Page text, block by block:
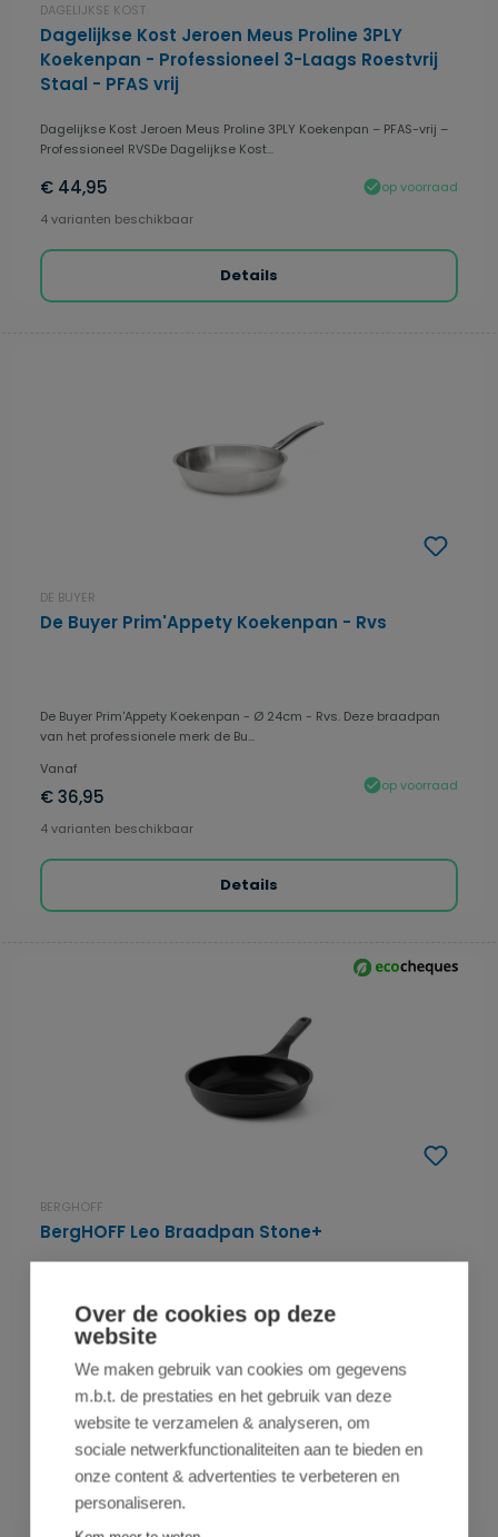
DAGELIJKSE KOST
Dagelijkse Kost Jeroen Meus Proline 3PLY
Koekenpan - Professioneel 3-Laags Roestvrij
Staal - PFAS vrij
Dagelijkse Kost Jeroen Meus Proline 3PLY Koekenpan – PFAS-vrij –
Professioneel RVSDe Dagelijkse Kost...
€ 44,95
op voorraad
4 varianten beschikbaar
Details
DE BUYER
De Buyer Prim'Appety Koekenpan - Rvs
De Buyer Prim'Appety Koekenpan - Ø 24cm - Rvs. Deze braadpan
van het professionele merk de Bu...
Vanaf
€ 36,95
op voorraad
4 varianten beschikbaar
Details
BERGHOFF
BergHOFF Leo Braadpan Stone+
BergHOFF Braadpan Stone+ - Keramische CeraGreen - PFAS vrij Of
het nu gaat om het bakken van spek i...
Vanaf
€ 36,95
op voorraad
3 varianten beschikbaar
Over de cookies op deze
website
We maken gebruik van cookies om gegevens
m.b.t. de prestaties en het gebruik van deze
website te verzamelen & analyseren, om
sociale netwerkfunctionaliteiten aan te bieden en
onze content & advertenties te verbeteren en
personaliseren.